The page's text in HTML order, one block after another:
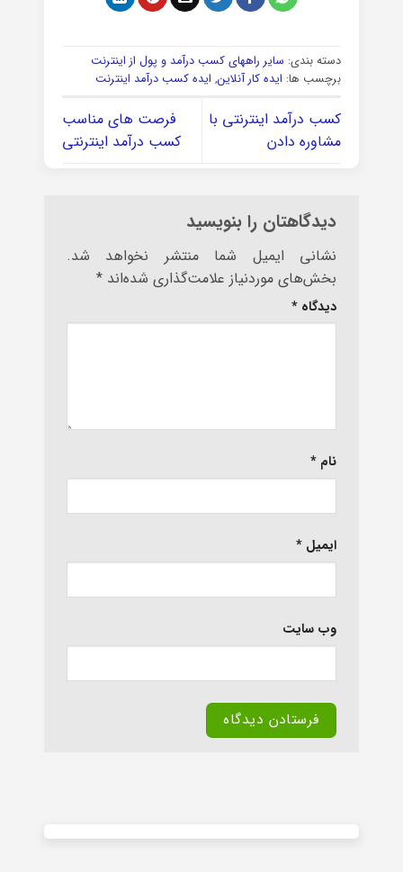
دسته بندی: سایر راههای کسب درآمد و پول از اینترنت
برچسب ها: ایده کار آنلاین, ایده کسب درآمد اینترنت
کسب درآمد اینترنتی با
مشاوره دادن
فرصت های مناسب
کسب درآمد اینترنتی
دیدگاهتان را بنویسید
نشانی ایمیل شما منتشر نخواهد شد.
بخش‌های موردنیاز علامت‌گذاری شده‌اند *
دیدگاه *
نام *
ایمیل *
وب‌ سایت